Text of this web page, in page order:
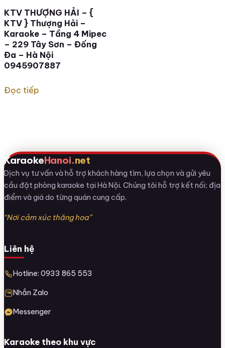
KTV THƯỢNG HẢI – {
KTV } Thượng Hải –
Karaoke – Tầng 4 Mipec
– 229 Tây Sơn – Đống
Đa – Hà Nội
0945907887
Đọc tiếp
KaraokeHanoi.net
Dịch vụ tư vấn và hỗ trợ khách hàng tìm, lựa chọn và gửi yêu
cầu đặt phòng karaoke tại Hà Nội. Chúng tôi hỗ trợ kết nối; địa
điểm và giá do từng quán cung cấp.
“Nơi cảm xúc thăng hoa”
Liên hệ
Hotline: 0933 865 553
Nhắn Zalo
Messenger
Karaoke theo khu vực